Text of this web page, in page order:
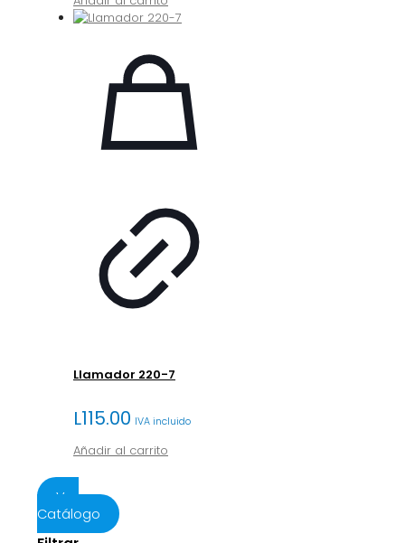
Llamador 220-7
L115.00 IVA incluido
Añadir al carrito
Ver
Catálogo